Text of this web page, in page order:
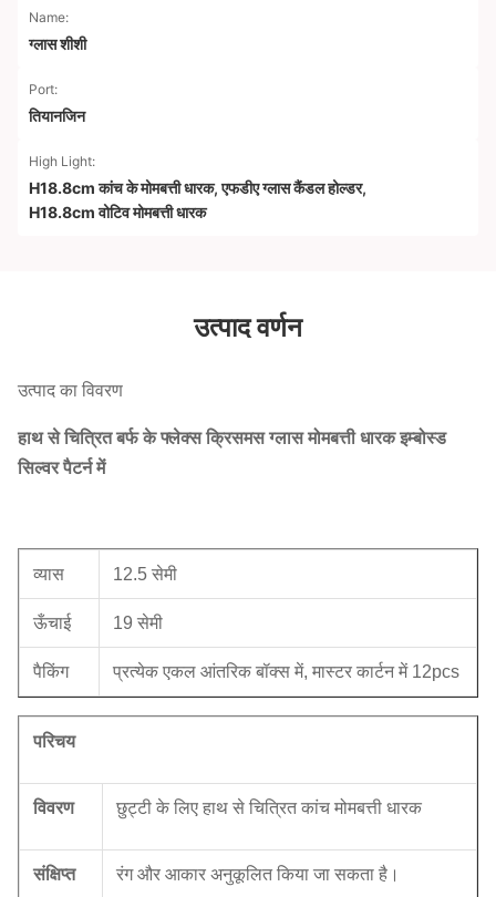
Name:
ग्लास शीशी
Port:
तियानजिन
High Light:
H18.8cm कांच के मोमबत्ती धारक,एफडीए ग्लास कैंडल होल्डर,
H18.8cm वोटिव मोमबत्ती धारक
उत्पाद वर्णन
उत्पाद का विवरण
हाथ से चित्रित बर्फ के फ्लेक्स क्रिसमस ग्लास मोमबत्ती धारक इम्बोस्ड
सिल्वर पैटर्न में
व्यास 12.5 सेमी
ऊँचाई 19 सेमी
पैकिंग प्रत्येक एकल आंतरिक बॉक्स में, मास्टर कार्टन में 12pcs
परिचय
विवरण छुट्टी के लिए हाथ से चित्रित कांच मोमबत्ती धारक
संक्षिप्त रंग और आकार अनुकूलित किया जा सकता है।